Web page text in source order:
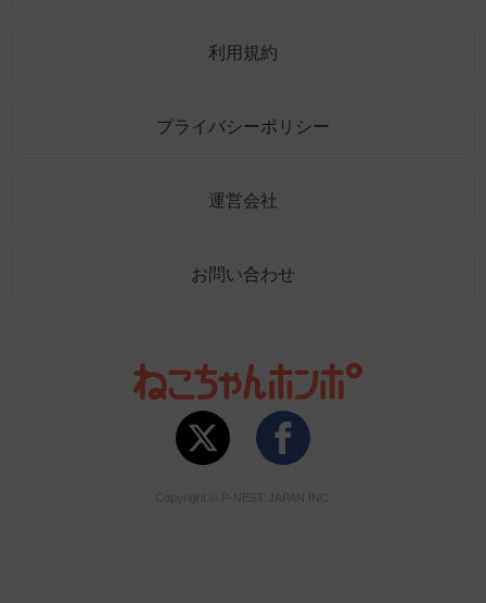
利用規約
プライバシーポリシー
運営会社
お問い合わせ
Copyright © P-NEST JAPAN INC.